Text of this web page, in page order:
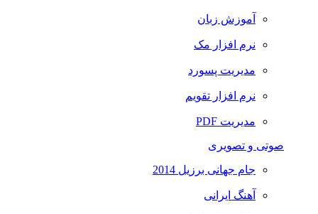
آموزش زبان
نرم افزار مک
مدیریت پسورد
نرم افزار تقویم
مدیریت PDF
صوتی و تصویری
جام جهانی برزیل 2014
آهنگ ایرانی